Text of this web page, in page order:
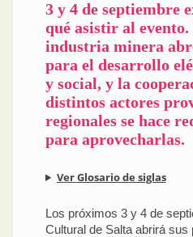
3 y 4 de septiembre
qué asistir al
industria minera
para el desarrollo
y social, y la
distintos actores
regionales se hace
para aprovecharlas.
Ver Glosario de siglas
Los próximos 3 y 4 de
Cultural de Salta abrirá sus